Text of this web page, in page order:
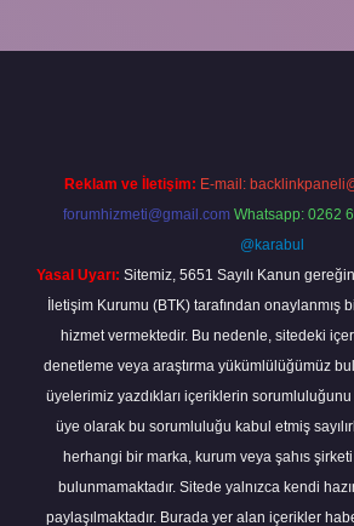
Reklam ve İletişim: E-mail:
forumhizmeti@gmail.com Whatsapp: 0262
@karabul
Yasal Uyarı: Sitemiz, 5651 Sayılı Kanun
İletişim Kurumu (BTK) tarafından onaylanmış
hizmet vermektedir. Bu nedenle, sitedeki
denetleme veya araştırma yükümlülüğümüz
üyelerimiz yazdıkları içeriklerin
üye olarak bu sorumluluğu kabul etmiş
herhangi bir marka, kurum veya şahıs
bulunmamaktadır. Sitede yalnızca kendi
paylaşılmaktadır. Burada yer alan içerikler